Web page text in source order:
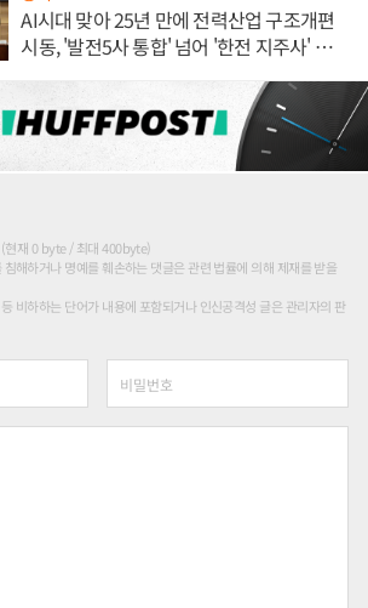
AI시대 맞아 25년 만에 전력산업 구조개편
시동, '발전5사 통합' 넘어 '한전 지주사' 재편
현재 0 byte / 최대 400byte)
해하거나 명예를 훼손하는 댓글은 관련 법률에 의해 제재를 받을
비하하는 단어가 내용에 포함되거나 인신공격성 글은 관리자의 판